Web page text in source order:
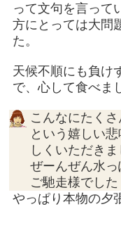
って文句を言って
方にとっては大問
た。
天候不順にも負け
で、心して食べま
こんなにたく
という嬉しい
しくいただきま
ぜーんぜん水
ご馳走様でした
やっぱり本物の夕